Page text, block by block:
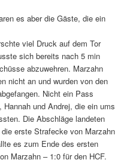
es aber die Gäste, die ein
viel Druck auf dem Tor
sich bereits nach 5 min
abzuwehren. Marzahn
nicht an und wurden von den
Nicht ein Pass
und Andrej, die ein ums
Die Abschläge landeten
erste Strafecke von Marzahn
es zum Ende des ersten
Marzahn – 1:0 für den HCF.